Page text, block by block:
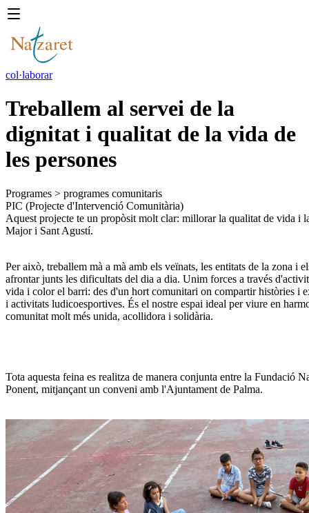
col·laborar
Treballem al servei de la
dignitat i qualitat de la vida de
les persones
Programes > programes comunitaris
PIC (Projecte d'Intervenció Comunitària)
Aquest projecte te un propòsit molt clar: millorar la qualitat de vida i
Major i Sant Agustí.
Per això, treballem mà a mà amb els veïnats, les entitats de la zona i
afrontar junts les dificultats del dia a dia. Unim forces a través
vida i color el barri: des d'un hort comunitari on compartir històries i
i activitats ludicoesportives. És el nostre espai ideal per viure en
comunitat molt més unida, acollidora i solidària.
Tota aquesta feina es realitza de manera conjunta entre la Fundació
Ponent, mitjançant un conveni amb l'Ajuntament de Palma.